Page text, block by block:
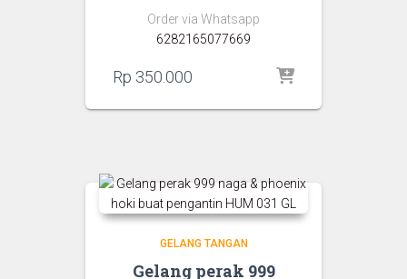
Order via Whatsapp
6282165077669
Rp 350.000
GELANG TANGAN
Gelang perak 999